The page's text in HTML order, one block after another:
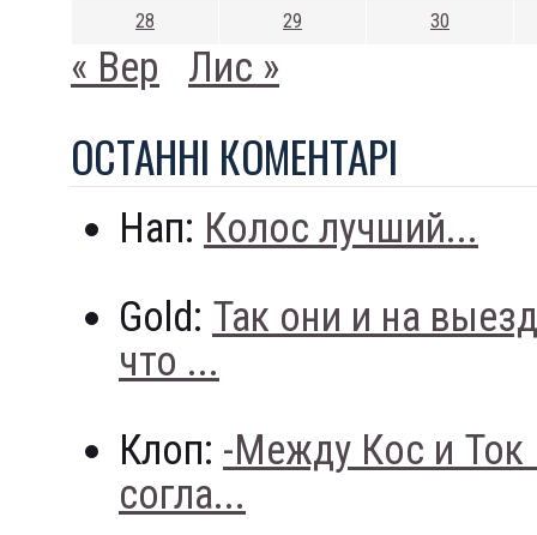
28 29 30
« Вер Лис »
ОСТАННI КОМЕНТАРI
Нап: Колос лучший...
Gold: Так они и на
что ...
Клоп: -Между Кос и
согла...